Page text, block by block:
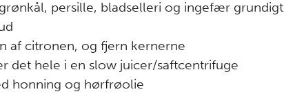
persille, bladselleri og ingefær grundigt
af citronen, og fjern kernerne
det hele i en slow juicer/saftcentrifuge
honning og hørfrøolie